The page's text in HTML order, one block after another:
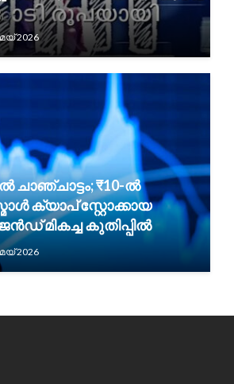
2026
ചാഞ്ചാട്ടം; ₹10-ൽ
ക്യാപ് സ്റ്റോക്കായ
മികച്ച കുതിപ്പിൽ
2026